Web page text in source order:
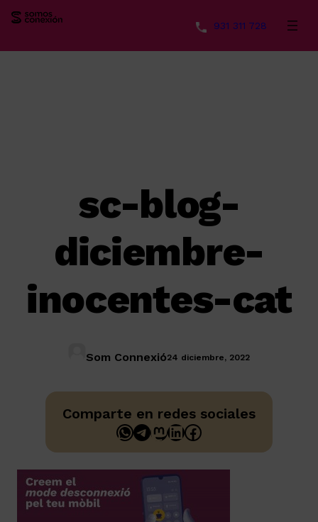
931 311 728
sc-blog-
diciembre-
inocentes-cat
Som Connexió24 diciembre, 2022
Comparte en redes sociales
WhatsApp
Telegram
Mastodon
LinkedIn
Facebook